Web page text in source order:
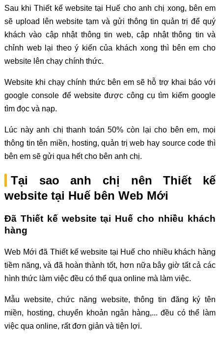
Sau khi Thiết kế website tại Huế cho anh chị xong, bên em
sẽ upload lên website tạm và gửi thông tin quản trị để quý
khách vào cập nhật thông tin web, cập nhật thông tin và
chỉnh web lại theo ý kiến của khách xong thì bên em cho
website lên chạy chính thức.
Website khi chạy chính thức bên em sẽ hỗ trợ khai báo với
google console để website được công cụ tìm kiếm google
tìm đọc và nạp.
Lúc này anh chị thanh toán 50% còn lại cho bên em, mọi
thông tin tên miền, hosting, quản trị web hay source code thì
bên em sẽ gửi qua hết cho bên anh chị.
Tại sao anh chị nên Thiết kế
website tại Huế bên Web Mới
Đã Thiết kế website tại Huế cho nhiều khách
hàng
Web Mới đã Thiết kế website tại Huế cho nhiều khách hàng
tiềm năng, và đã hoàn thành tốt, hơn nữa bây giờ tất cả các
hình thức làm việc đều có thể qua online mà làm việc.
Mẫu website, chức năng website, thông tin đăng ký tên
miền, hosting, chuyển khoản ngân hàng,... đều có thể làm
việc qua online, rất đơn giản và tiện lợi.